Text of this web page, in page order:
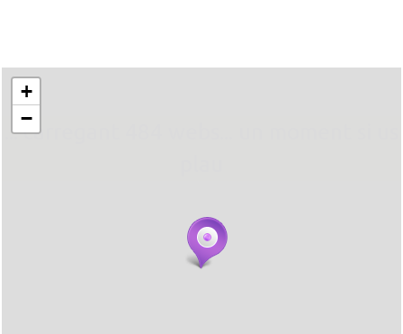
... carregant 484 webs... un moment si us
+
−